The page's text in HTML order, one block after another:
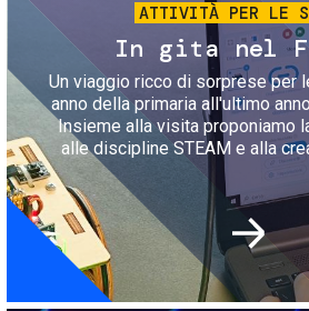
ATTIVITÀ PER LE
In gita nel
Un viaggio ricco di sorprese per
anno della primaria all'ultimo
Insieme alla visita proponiamo
alle discipline STEAM e alla